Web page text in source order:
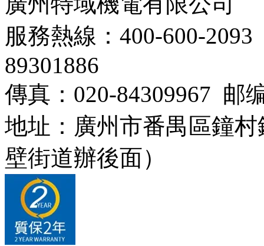
服務熱線：400-600-
89301886
傳真：020-84309967 邮
地址：廣州市番禺區鐘
壁街道辦後面）